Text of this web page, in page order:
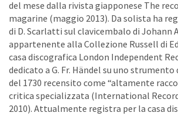
del mese dalla rivista giapponese The
magarine (maggio 2013). Da solista ha
di D. Scarlatti sul clavicembalo di Johann
appartenente alla Collezione Russell di
casa discografica London Independent
dedicato a G. Fr. Händel su uno strumento
del 1730 recensito come “altamente
critica specializzata (International
2010). Attualmente registra per la casa